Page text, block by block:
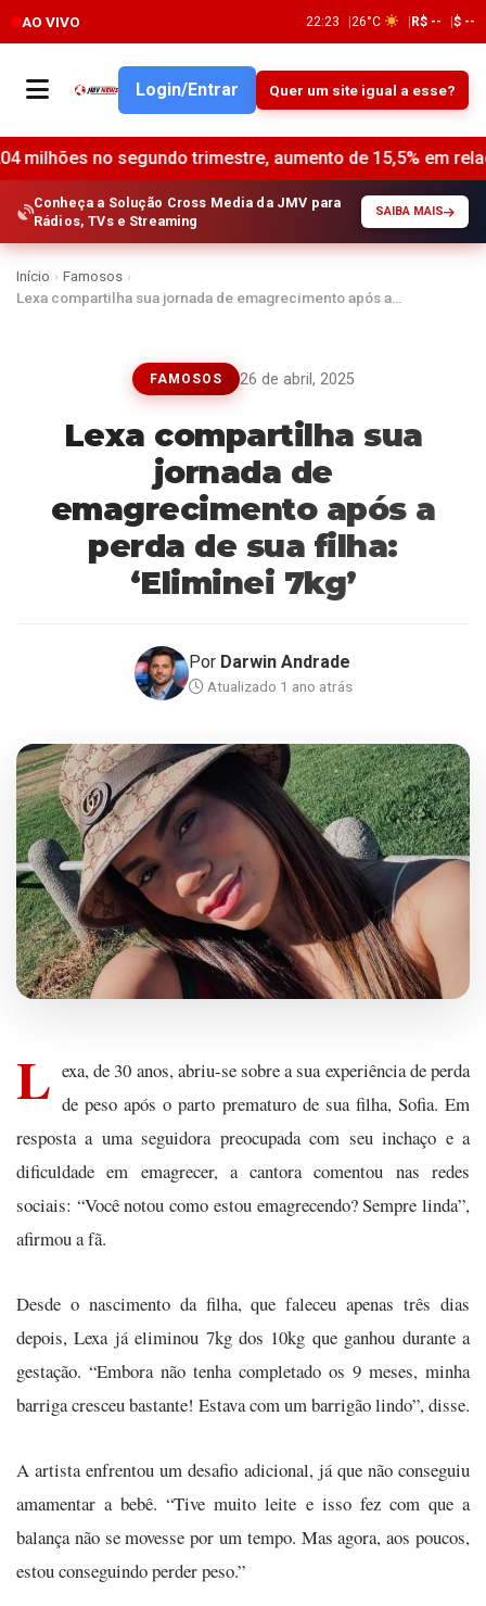
AO VIVO 22:23 26°C R$ -- $ --
Login/Entrar Quer um site igual a esse?
trimestre, aumento de 15,5% em relação ao ano
Conheça a Solução Cross Media da JMV para
Rádios, TVs e Streaming
SAIBA MAIS
Início › Famosos ›
Lexa compartilha sua jornada de emagrecimento após a…
FAMOSOS 26 de abril, 2025
Lexa compartilha sua
jornada de
emagrecimento após a
perda de sua filha:
‘Eliminei 7kg’
Por Darwin Andrade
Atualizado 1 ano atrás
L exa, de 30 anos, abriu-se sobre a sua experiência de perda
de peso após o parto prematuro de sua filha, Sofia. Em
resposta a uma seguidora preocupada com seu inchaço e a
dificuldade em emagrecer, a cantora comentou nas redes
sociais: “Você notou como estou emagrecendo? Sempre linda”,
afirmou a fã.
Desde o nascimento da filha, que faleceu apenas três dias
depois, Lexa já eliminou 7kg dos 10kg que ganhou durante a
gestação. “Embora não tenha completado os 9 meses, minha
barriga cresceu bastante! Estava com um barrigão lindo”, disse.
A artista enfrentou um desafio adicional, já que não conseguiu
amamentar a bebê. “Tive muito leite e isso fez com que a
balança não se movesse por um tempo. Mas agora, aos poucos,
estou conseguindo perder peso.”